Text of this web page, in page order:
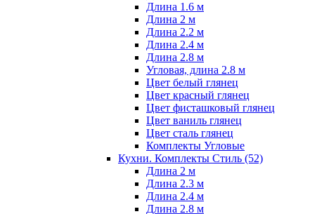
Длина 1.6 м
Длина 2 м
Длина 2.2 м
Длина 2.4 м
Длина 2.8 м
Угловая, длина 2.8 м
Цвет белый глянец
Цвет красный глянец
Цвет фисташковый глянец
Цвет ваниль глянец
Цвет сталь глянец
Комплекты Угловые
Кухни. Комплекты Стиль (52)
Длина 2 м
Длина 2.3 м
Длина 2.4 м
Длина 2.8 м